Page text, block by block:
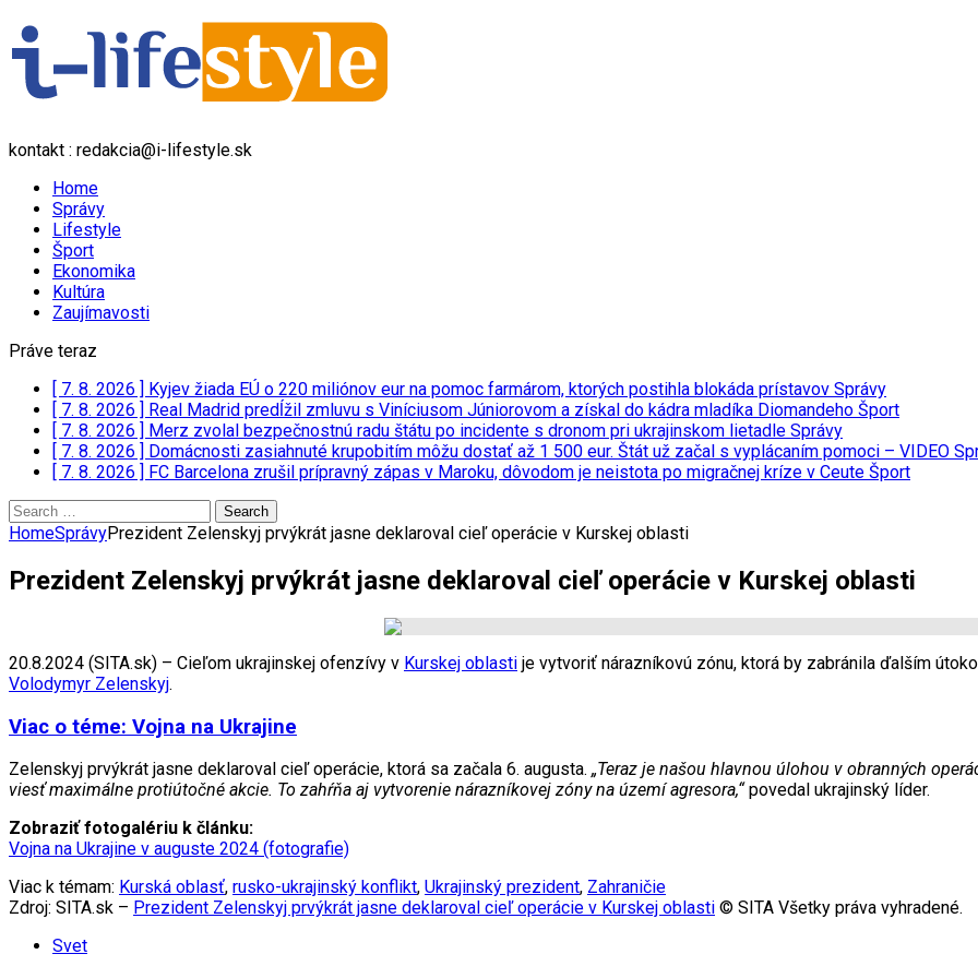
kontakt : redakcia@i-lifestyle.sk
Home
Správy
Lifestyle
Šport
Ekonomika
Kultúra
Zaujímavosti
Práve teraz
[ 7. 8. 2026 ] Kyjev žiada EÚ o 220 miliónov eur na pomoc farmárom, ktorých postihla blokáda prístavov Správy
[ 7. 8. 2026 ] Real Madrid predĺžil zmluvu s Viníciusom Júniorovom a získal do kádra mladíka Diomandeho Šport
[ 7. 8. 2026 ] Merz zvolal bezpečnostnú radu štátu po incidente s dronom pri ukrajinskom lietadle Správy
[ 7. 8. 2026 ] Domácnosti zasiahnuté krupobitím môžu dostať až 1 500 eur. Štát už začal s vyplácaním pomoci – VIDEO
[ 7. 8. 2026 ] FC Barcelona zrušil prípravný zápas v Maroku, dôvodom je neistota po migračnej kríze v Ceute Šport
Search
for:
HomeSprávyPrezident Zelenskyj prvýkrát jasne deklaroval cieľ operácie v Kurskej oblasti
Prezident Zelenskyj prvýkrát jasne deklaroval cieľ operácie v Kurskej oblasti
20.8.2024 (SITA.sk) – Cieľom ukrajinskej ofenzívy v Kurskej oblasti je vytvoriť nárazníkovú zónu, ktorá by zabránila ďalším
Volodymyr Zelenskyj.
Viac o téme: Vojna na Ukrajine
Zelenskyj prvýkrát jasne deklaroval cieľ operácie, ktorá sa začala 6. augusta. „Teraz je našou hlavnou úlohou v obranných
viesť maximálne protiútočné akcie. To zahŕňa aj vytvorenie nárazníkovej zóny na území agresora,“ povedal ukrajinský líder.
Zobraziť fotogalériu k článku:
Vojna na Ukrajine v auguste 2024 (fotografie)
Viac k témam: Kurská oblasť, rusko-ukrajinský konflikt, Ukrajinský prezident, Zahraničie
Zdroj: SITA.sk – Prezident Zelenskyj prvýkrát jasne deklaroval cieľ operácie v Kurskej oblasti © SITA Všetky práva vyhradené.
Svet